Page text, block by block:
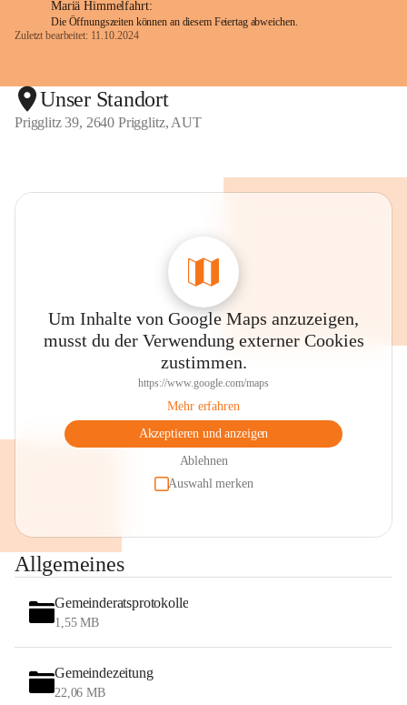
Mariä Himmelfahrt:
Die Öffnungszeiten können an diesem Feiertag abweichen.
Zuletzt bearbeitet: 11.10.2024
Unser Standort
Prigglitz 39, 2640 Prigglitz, AUT
Um Inhalte von Google Maps anzuzeigen,
musst du der Verwendung externer Cookies
zustimmen.
https://www.google.com/maps
Mehr erfahren
Akzeptieren und anzeigen
Ablehnen
Auswahl merken
Allgemeines
Gemeinderatsprotokolle
1,55 MB
Gemeindezeitung
22,06 MB